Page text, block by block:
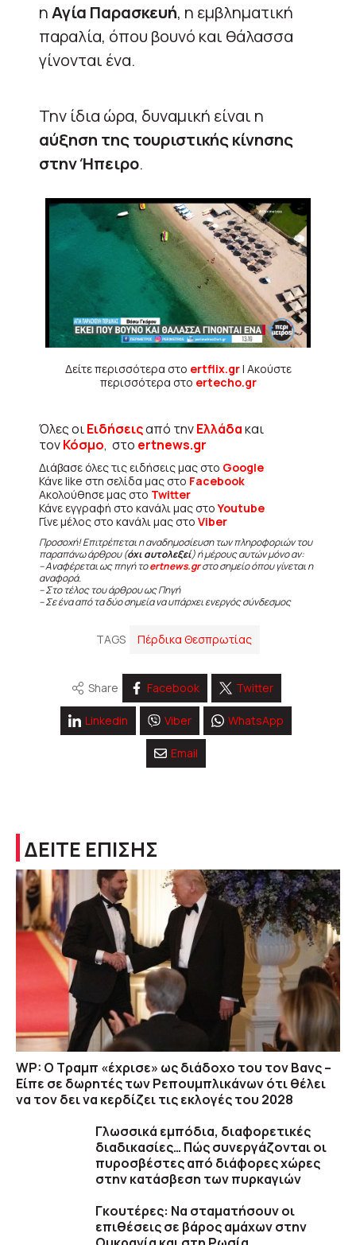
ηΑγία Παρασκευή, η εμβληματική
παραλία, όπου βουνό και θάλασσα
γίνονται ένα.
Την ίδια ώρα, δυναμική είναι η
αύξηση της τουριστικής κίνησης
στην Ήπειρο.
Δείτε περισσότερα στο ertflix.gr| Ακούστε
περισσότερα στο ertecho.gr
Όλες οιΕιδήσειςαπό τηνΕλλάδακαι
τονΚόσμο, στο ertnews.gr
Διάβασε όλες τις ειδήσεις μας στο Google
Κάνε like στη σελίδα μας στο Facebook
Ακολούθησε μας στο Twitter
Κάνε εγγραφή στο κανάλι μας στοYoutube
Γίνε μέλος στο κανάλι μας στο Viber
Προσοχή! Επιτρέπεται η αναδημοσίευση των πληροφοριών του
παραπάνω άρθρου (όχι αυτολεξεί) ή μέρους αυτών μόνο αν:
– Αναφέρεται ως πηγή τοertnews.grστο σημείο όπου γίνεται η
αναφορά.
– Στο τέλος του άρθρου ως Πηγή
– Σε ένα από τα δύο σημεία να υπάρχει ενεργός σύνδεσμος
TAGS Πέρδικα Θεσπρωτίας
Share Facebook Twitter
Linkedin Viber WhatsApp
Email
ΔΕΙΤΕ ΕΠΙΣΗΣ
WP: Ο Τραμπ «έχρισε» ως διάδοχο του τον Βανς –
Είπε σε δωρητές των Ρεπουμπλικάνων ότι θέλει
να τον δει να κερδίζει τις εκλογές του 2028
Γλωσσικά εμπόδια, διαφορετικές
διαδικασίες… Πώς συνεργάζονται οι
πυροσβέστες από διάφορες χώρες
στην κατάσβεση των πυρκαγιών
Γκουτέρες: Να σταματήσουν οι
επιθέσεις σε βάρος αμάχων στην